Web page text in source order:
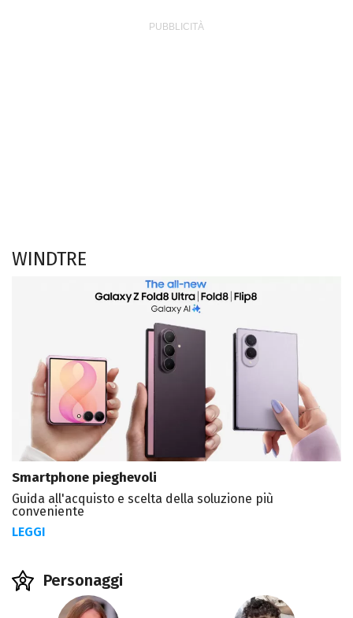
WINDTRE
Smartphone pieghevoli
Guida all'acquisto e scelta della soluzione più
conveniente
LEGGI
Personaggi